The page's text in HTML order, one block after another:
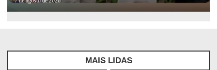
MAIS LIDAS